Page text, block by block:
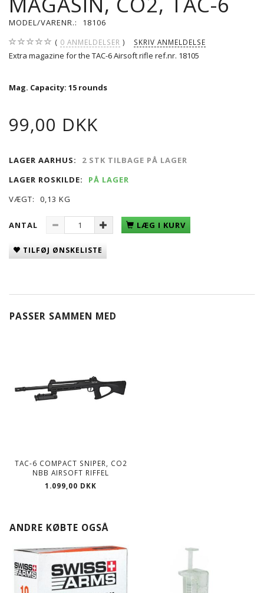
MODEL/VARENR.: 18106
0 ANMELDELSER SKRIV ANMELDELSE
Extra magazine for the TAC-6 Airsoft rifle ref.nr. 18105
Mag. Capacity: 15 rounds
99,00 DKK
LAGER AARHUS:
2 STK TILBAGE PÅ LAGER
LAGER ROSKILDE:
PÅ LAGER
VÆGT:
0,13 KG
ANTAL LÆG I KURV
TILFØJ ØNSKELISTE
PASSER SAMMEN MED
TAC-6 COMPACT SNIPER, CO2
NBB AIRSOFT RIFFEL
1.099,00 DKK
ANDRE KØBTE OGSÅ